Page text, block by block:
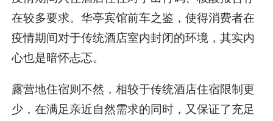
在较多要求。华亭宾馆前车之鉴，使得消费者在
疫情期间对于传统酒店室内封闭的环境，其实内
心也是暗怀忐忑。
露营地住宿则不然，相较于传统酒店住宿限制更
少，在满足亲近自然需求的同时，又保证了充足